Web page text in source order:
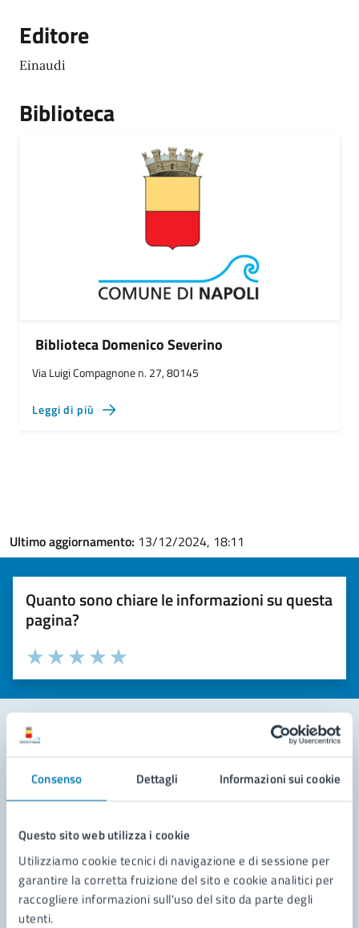
Consenso Dettagli Informazioni sui cookie
Questo sito web utilizza i cookie
Utilizziamo cookie tecnici di navigazione e di sessione per
garantire la corretta fruizione del sito e cookie analitici per
raccogliere informazioni sull'uso del sito da parte degli
utenti.
Editore
Einaudi
Biblioteca
Biblioteca Domenico Severino
Via Luigi Compagnone n. 27, 80145
Leggi di più
Ultimo aggiornamento: 13/12/2024, 18:11
Quanto sono chiare le informazioni su questa
pagina?
Valuta la chiarezza delle informazioni (da 1 a 5 stelle)
Seleziona il numero di stelle per valutare la chiarezza delle
Valuta 5 stelle su 5
Valuta 4 stelle su 5
Valuta 3 stelle su 5
Valuta 2 stelle su 5
Valuta 1 stelle su 5
Leggi le domande frequenti
Richiedi assistenza
Prenota appuntamento
Problemi in città